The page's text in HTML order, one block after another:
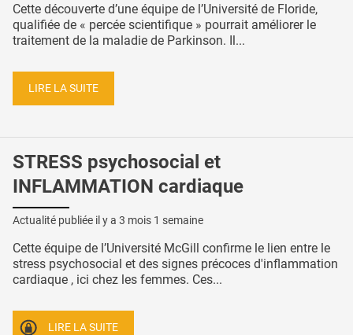
Cette découverte d’une équipe de l’Université de Floride,
qualifiée de « percée scientifique » pourrait améliorer le
traitement de la maladie de Parkinson. Il...
LIRE LA SUITE
STRESS psychosocial et
INFLAMMATION cardiaque
Actualité publiée il y a 3 mois 1 semaine
Cette équipe de l’Université McGill confirme le lien entre le
stress psychosocial et des signes précoces d'inflammation
cardiaque , ici chez les femmes. Ces...
LIRE LA SUITE